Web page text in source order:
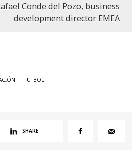
Conde del Pozo, business
development director EMEA
FUTBOL
SHARE